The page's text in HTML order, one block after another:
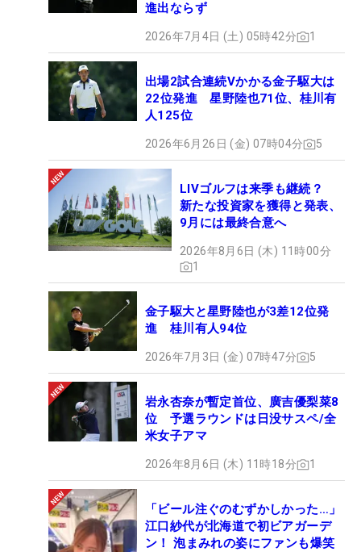
進出ならず
2026年7月4日 (土) 05時42分 1
出場2試合連続Vかかる金子駆大は
22位発進 星野陸也71位、桂川有
人125位
2026年6月26日 (金) 07時04分 5
LIVゴルフは来季も継続？
新たな投資家を獲得と発表、
9月には最終合意へ
2026年8月6日 (木) 11時00分
1
金子駆大と星野陸也が3差12位発
進 桂川有人94位
2026年7月3日 (金) 07時47分 5
岩永杏奈が暫定首位、廣吉優梨菜8
位 予選ラウンドは日没サスペ/全
米女子アマ
2026年8月6日 (木) 11時18分 1
「ビール注ぐのむずかしかった…」
江口紗代が北海道で初ビアガーデ
ン！ 泡まみれの姿にファンも爆笑